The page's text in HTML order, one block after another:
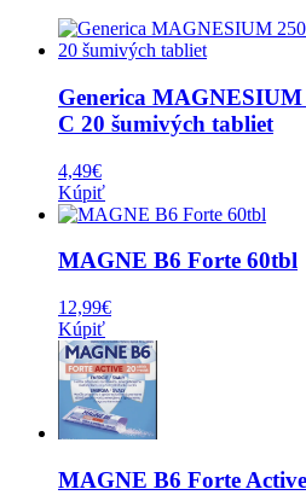
Generica
C 20 šumivých tabliet
4,49€
Kúpiť
MAGNE B6 Forte 60tbl
12,99€
Kúpiť
MAGNE B6 Forte Active